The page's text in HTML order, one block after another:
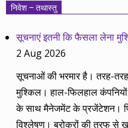
निवेश – तथास्तु
सूचनाएं इतनी कि फैसला लेना
2 Aug 2026
सूचनाओं की भरमार है। तरह-
मुश्किल। हाल-फिलहाल
के साथ मैनेजमेंट के प्रजेंटेशन।
विश्लेषण। ब्रोकरों की तरफ से